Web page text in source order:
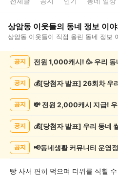
상암동 이웃들의 동네 정보 이
상암동 이웃들이 직접 올린 동네 정보
록
공지 전원 1,000캐시! 🥳 우리
공지
공지
공지
공지 📢동네생활 커뮤니티 운영
빵 사서 편히 먹으며 더위를 식힐